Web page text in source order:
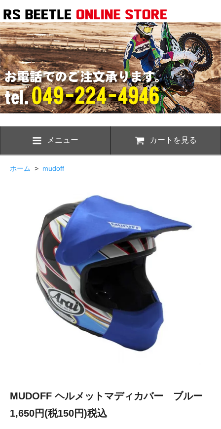
メニュー カートを見る
ホーム > mudoff
MUDOFF ヘルメットマディカバー ブルー
1,650円(税150円)税込